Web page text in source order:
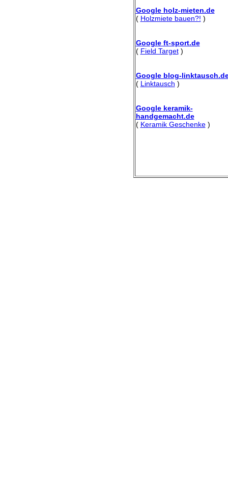
Google holz-mieten.de
( Holzmiete bauen?! )
Google ft-sport.de
( Field Target)
Google blog-
( Linktausch )
Google keramik-
handgemacht.de
( Keramik Geschenke)